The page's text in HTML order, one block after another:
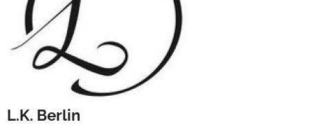
L.K. Berlin